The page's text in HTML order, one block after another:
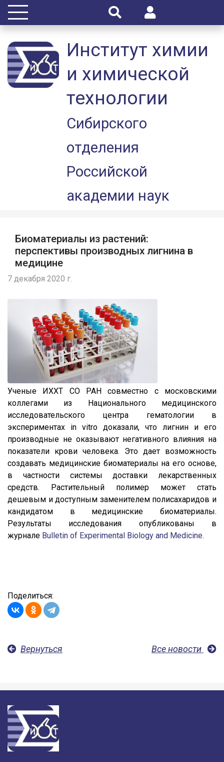
Институт химии
и химической
технологии
Сибирского
отделения
Российской
академии наук
Биоматериалы из растений:
перспективы производных лигнина в
медицине
7 декабря 2020 г.
Ученые ИХХТ СО РАН совместно с московскими
коллегами из Национального медицинского
исследовательского центра гематологии в
экспериментах in vitro доказали, что лигнин и его
производные не оказывают негативного влияния на
показатели крови человека. Это дает возможность
создавать медицинские биоматериалы на его основе,
в частности системы доставки лекарственных
средств. Растительный полимер может стать
дешевым и доступным заменителем полисахаридов и
кандидатом в медицинские биоматериалы.
Результаты исследования опубликованы в
журнале Bulletin of Experimental Biology and Medicine.
Поделиться:
Вернуться Все новости